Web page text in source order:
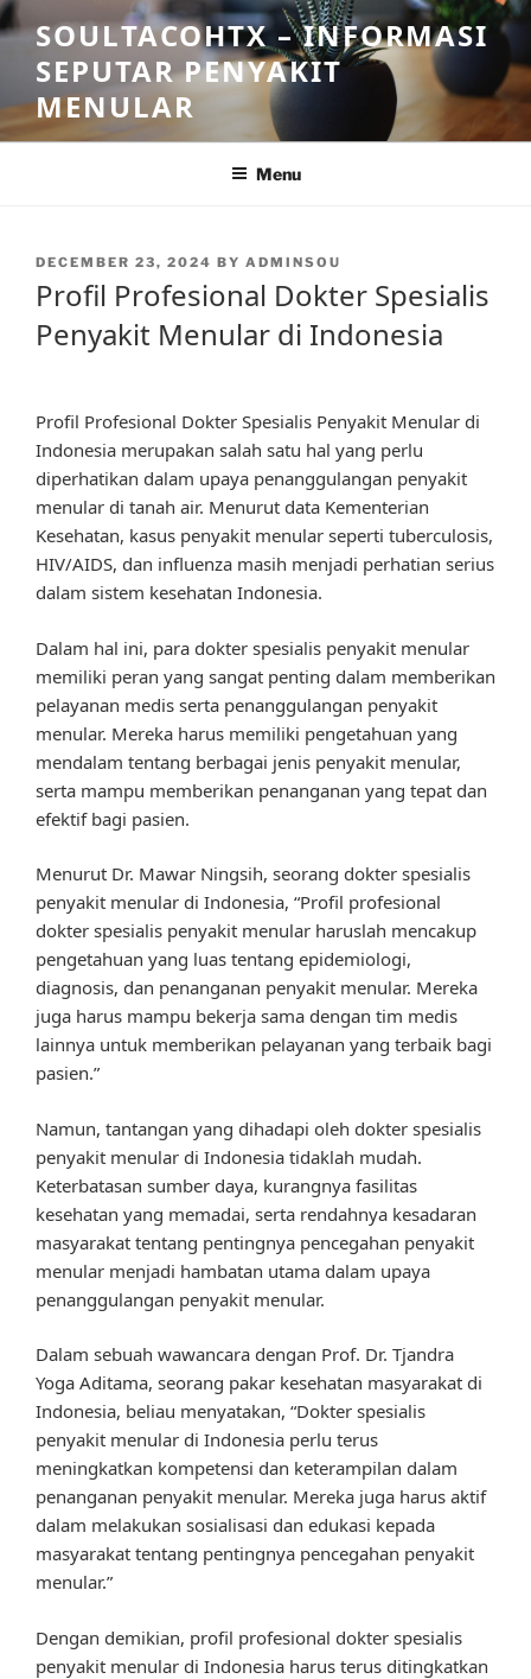
Skip
to
content
SOULTACOHTX – INFORMASI
SEPUTAR PENYAKIT
MENULAR
Menu
POSTED
DECEMBER 23, 2024 BY ADMINSOU
Profil Profesional Dokter Spesialis
Penyakit Menular di Indonesia
Profil Profesional Dokter Spesialis Penyakit Menular di
Indonesia merupakan salah satu hal yang perlu
diperhatikan dalam upaya penanggulangan penyakit
menular di tanah air. Menurut data Kementerian
Kesehatan, kasus penyakit menular seperti tuberculosis,
HIV/AIDS, dan influenza masih menjadi perhatian serius
dalam sistem kesehatan Indonesia.
Dalam hal ini, para dokter spesialis penyakit menular
memiliki peran yang sangat penting dalam memberikan
pelayanan medis serta penanggulangan penyakit
menular. Mereka harus memiliki pengetahuan yang
mendalam tentang berbagai jenis penyakit menular,
serta mampu memberikan penanganan yang tepat dan
efektif bagi pasien.
Menurut Dr. Mawar Ningsih, seorang dokter spesialis
penyakit menular di Indonesia, “Profil profesional
dokter spesialis penyakit menular haruslah mencakup
pengetahuan yang luas tentang epidemiologi,
diagnosis, dan penanganan penyakit menular. Mereka
juga harus mampu bekerja sama dengan tim medis
lainnya untuk memberikan pelayanan yang terbaik bagi
pasien.”
Namun, tantangan yang dihadapi oleh dokter spesialis
penyakit menular di Indonesia tidaklah mudah.
Keterbatasan sumber daya, kurangnya fasilitas
kesehatan yang memadai, serta rendahnya kesadaran
masyarakat tentang pentingnya pencegahan penyakit
menular menjadi hambatan utama dalam upaya
penanggulangan penyakit menular.
Dalam sebuah wawancara dengan Prof. Dr. Tjandra
Yoga Aditama, seorang pakar kesehatan masyarakat di
Indonesia, beliau menyatakan, “Dokter spesialis
penyakit menular di Indonesia perlu terus
meningkatkan kompetensi dan keterampilan dalam
penanganan penyakit menular. Mereka juga harus aktif
dalam melakukan sosialisasi dan edukasi kepada
masyarakat tentang pentingnya pencegahan penyakit
menular.”
Dengan demikian, profil profesional dokter spesialis
penyakit menular di Indonesia harus terus ditingkatkan